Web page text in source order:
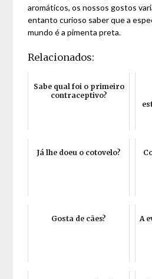
aromáticos, os nossos gostos
entanto curioso saber que a
mundo é a pimenta preta.
Relacionados:
Sabe qual foi o primeiro
contraceptivo?
Já lhe doeu o cotovelo?
Gosta de cães?
A